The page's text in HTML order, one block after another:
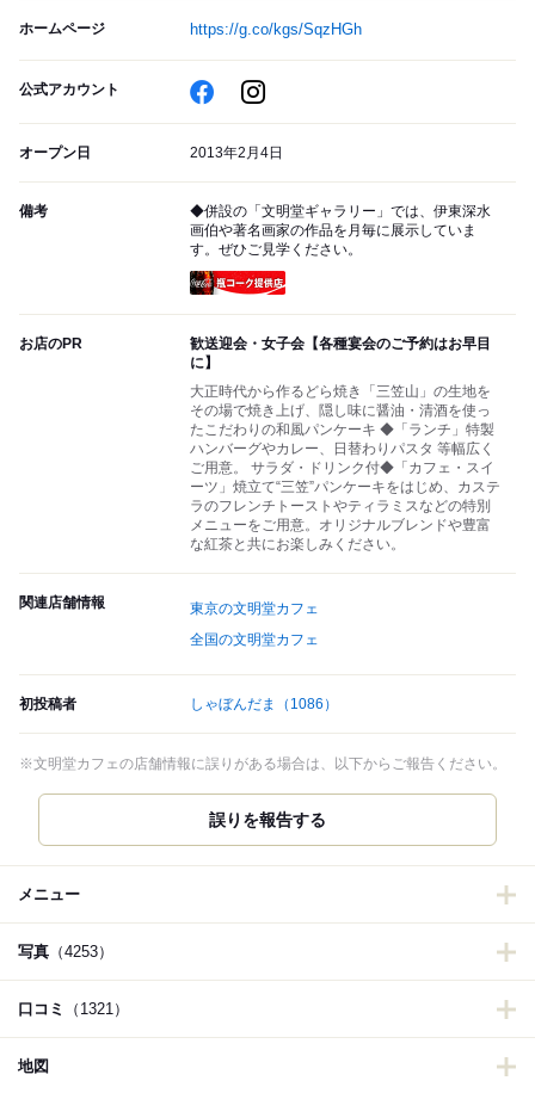
ホームページ https://g.co/kgs/SqzHGh
公式アカウント
オープン日 2013年2月4日
備考
◆併設の「文明堂ギャラリー」では、伊東深水
画伯や著名画家の作品を月毎に展示していま
す。ぜひご見学ください。
お店のPR
歓送迎会・女子会【各種宴会のご予約はお早目
に】
大正時代から作るどら焼き「三笠山」の生地を
その場で焼き上げ、隠し味に醤油・清酒を使っ
たこだわりの和風パンケーキ ◆「ランチ」特製
ハンバーグやカレー、日替わりパスタ 等幅広く
ご用意。 サラダ・ドリンク付◆「カフェ・スイ
ーツ」焼立て“三笠”パンケーキをはじめ、カステ
ラのフレンチトーストやティラミスなどの特別
メニューをご用意。オリジナルブレンドや豊富
な紅茶と共にお楽しみください。
関連店舗情報
東京の文明堂カフェ
全国の文明堂カフェ
初投稿者 しゃぼんだま （1086）
※文明堂カフェの店舗情報に誤りがある場合は、以下からご報告ください。
誤りを報告する
メニュー
写真 （4253）
口コミ （1321）
地図